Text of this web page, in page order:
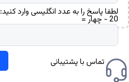
لطفا پاسخ را به عدد انگلیسی وارد کنید:
20 − چهار =
تماس با پشتیبانی